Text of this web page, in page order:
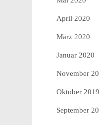
April 2020
März 2020
Januar 2020
November
Oktober 2019
September